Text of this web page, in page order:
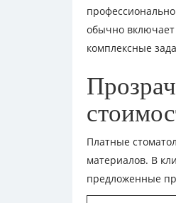
обычно включает
комплексные
Платные
материалов. В
предложенные